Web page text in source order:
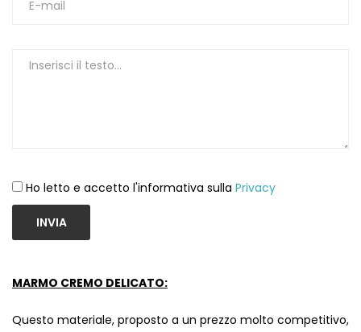
Ho letto e accetto l'informativa sulla Privacy
INVIA
MARMO CREMO DELICATO:
Questo materiale, proposto a un prezzo molto competitivo,